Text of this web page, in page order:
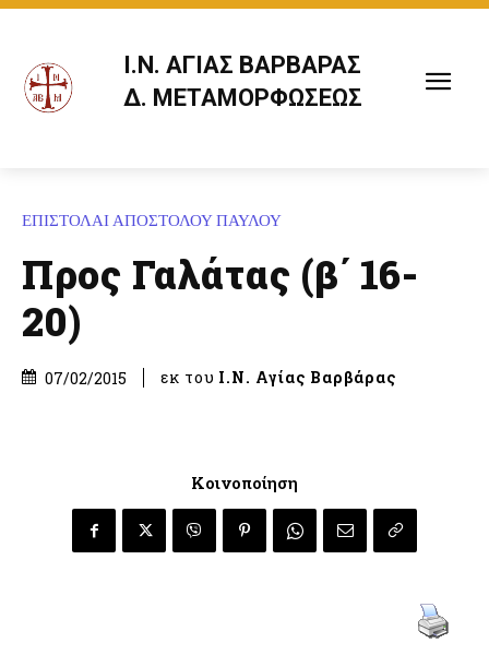
Ι.Ν. ΑΓΙΑΣ ΒΑΡΒΑΡΑΣ
Δ. ΜΕΤΑΜΟΡΦΩΣΕΩΣ
ΕΠΙΣΤΟΛΑΙ ΑΠΟΣΤΟΛΟΥ ΠΑΥΛΟΥ
Προς Γαλάτας (β΄ 16-
20)
07/02/2015 εκ του Ι.Ν. Αγίας Βαρβάρας
Κοινοποίηση